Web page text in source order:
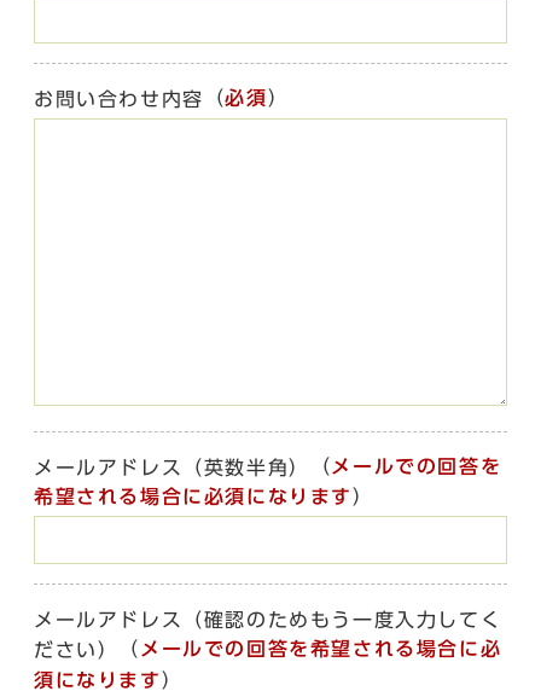
お問い合わせ内容 （必須）
メールアドレス（英数半角） （ メールでの回答を
希望される場合に必須になります ）
メールアドレス（確認のためもう一度入力してく
ださい）
（ メールでの回答を希望される場合に必
須になります ）